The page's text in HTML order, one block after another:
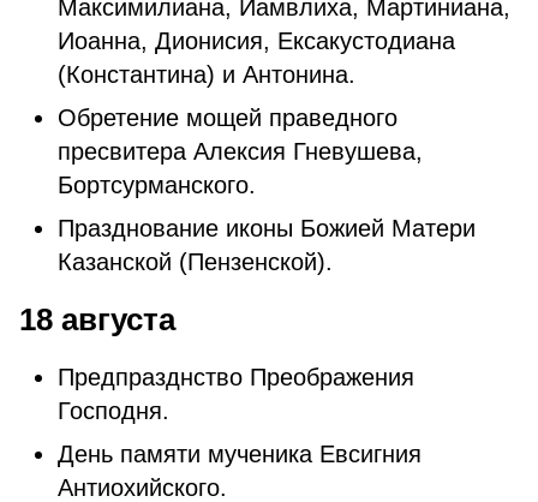
Максимилиана, Иамвлиха, Мартиниана,
Иоанна, Дионисия, Ексакустодиана
(Константина) и Антонина.
Обретение мощей праведного
пресвитера Алексия Гневушева,
Бортсурманского.
Празднование иконы Божией Матери
Казанской (Пензенской).
18 августа
Предпразднство Преображения
Господня.
День памяти мученика Евсигния
Антиохийского.